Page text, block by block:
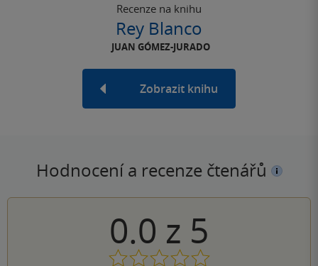
Recenze na knihu
Rey Blanco
JUAN GÓMEZ-JURADO
Zobrazit knihu
Hodnocení a recenze čtenářů
0.0 z 5